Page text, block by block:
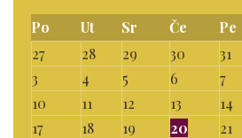
Po
Ut Sr Če Pe
27
28 29 30 31
3
4 5 6 7
10
11 12 13 14
17
18 19 20 21